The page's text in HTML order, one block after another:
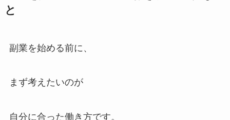
と
副業を始める前に、
まず考えたいのが
自分に合った働き方です。